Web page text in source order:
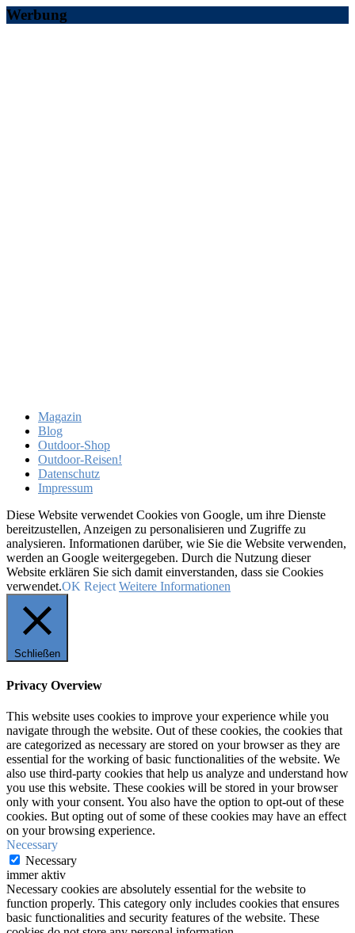
Werbung
Magazin
Blog
Outdoor-Shop
Outdoor-Reisen!
Datenschutz
Impressum
Diese Website verwendet Cookies von Google, um ihre Dienste
bereitzustellen, Anzeigen zu personalisieren und Zugriffe zu
analysieren. Informationen darüber, wie Sie die Website verwenden,
werden an Google weitergegeben. Durch die Nutzung dieser
Website erklären Sie sich damit einverstanden, dass sie Cookies
verwendet.OK Reject Weitere Informationen
Schließen
Privacy Overview
This website uses cookies to improve your experience while you
navigate through the website. Out of these cookies, the cookies that
are categorized as necessary are stored on your browser as they are
essential for the working of basic functionalities of the website. We
also use third-party cookies that help us analyze and understand how
you use this website. These cookies will be stored in your browser
only with your consent. You also have the option to opt-out of these
cookies. But opting out of some of these cookies may have an effect
on your browsing experience.
Necessary
Necessary
immer aktiv
Necessary cookies are absolutely essential for the website to
function properly. This category only includes cookies that ensures
basic functionalities and security features of the website. These